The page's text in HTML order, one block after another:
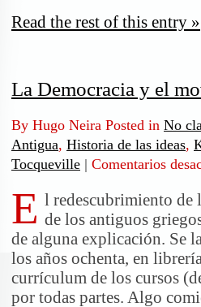
(II)
Read the rest of this entry »
La Democracia y el
By Hugo Neira Posted in No
Antigua, Historia de las ideas,
Tocqueville | Comentarios
E l redescubrimiento de
de los antiguos
de alguna explicación. Se
los años ochenta, en
currículum de los cursos
por todas partes. Algo